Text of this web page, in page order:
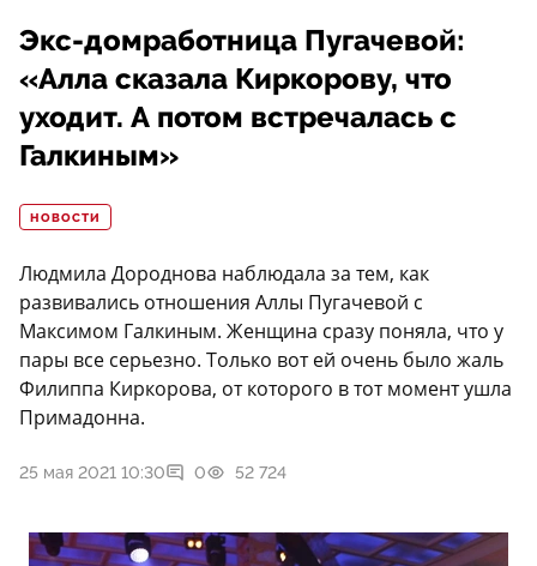
Экс-домработница Пугачевой:
«Алла сказала Киркорову, что
уходит. А потом встречалась с
Галкиным»
НОВОСТИ
Людмила Дороднова наблюдала за тем, как
развивались отношения Аллы Пугачевой с
Максимом Галкиным. Женщина сразу поняла, что у
пары все серьезно. Только вот ей очень было жаль
Филиппа Киркорова, от которого в тот момент ушла
Примадонна.
25 мая 2021 10:30 0 52 724